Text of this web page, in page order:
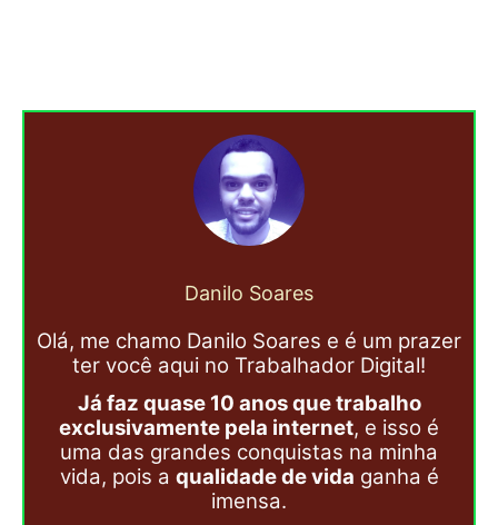
Danilo Soares
Olá, me chamo Danilo Soares e é um prazer
ter você aqui no Trabalhador Digital!
Já faz quase 10 anos que trabalho
exclusivamente pela internet, e isso é
uma das grandes conquistas na minha
vida, pois a qualidade de vida ganha é
imensa.